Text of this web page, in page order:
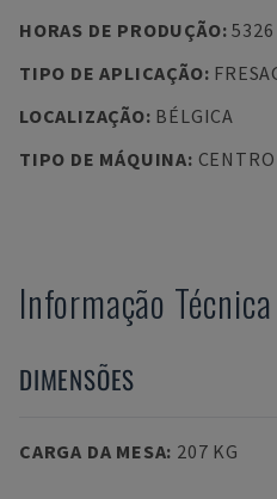
HORAS DE PRODUÇÃO:5326
TIPO DE APLICAÇÃO:
LOCALIZAÇÃO: BÉLGICA
TIPO DE MÁQUINA:
Informação Técnica
DIMENSÕES
CARGA DA MESA: 207 KG